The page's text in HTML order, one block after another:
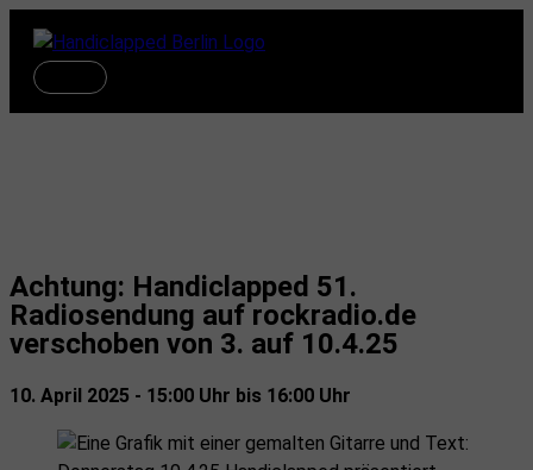
Inhalt
springen
Hauptmenü
Achtung: Handiclapped 51.
Radiosendung auf rockradio.de
verschoben von 3. auf 10.4.25
10. April 2025 - 15:00 Uhr bis 16:00 Uhr